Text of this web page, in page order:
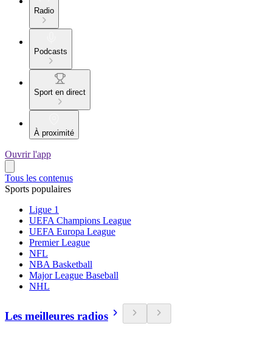
Radio
Podcasts
Sport en direct
À proximité
Ouvrir l'app
Tous les contenus
Sports populaires
Ligue 1
UEFA Champions League
UEFA Europa League
Premier League
NFL
NBA Basketball
Major League Baseball
NHL
Les meilleures radios